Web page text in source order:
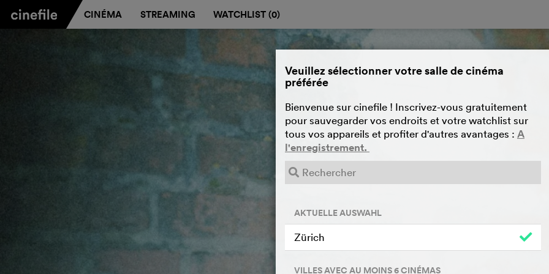
CINÉMA STREAMING WATCHLIST (0)
Veuillez sélectionner votre salle de cinéma
préférée
Bienvenue sur cinefile ! Inscrivez-vous gratuitement
pour sauvegarder vos endroits et votre watchlist sur
tous vos appareils et profiter d'autres avantages : A
l'enregistrement.
AKTUELLE AUSWAHL
Zürich
VILLES AVEC AU MOINS 6 CINÉMAS